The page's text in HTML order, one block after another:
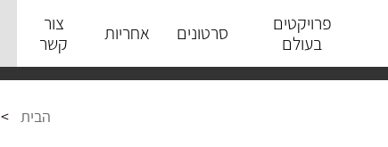
פרויקטים
בעולם
סרטונים אחריות
צור
קשר
הבית >